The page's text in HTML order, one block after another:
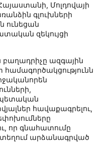
Մոլդովայի
գլուխների
ունեցան
զեկույցի
ազգային
համագործակցությունն
պետական
հավաքագրելու,
որ գնահատումը
արձանագրված